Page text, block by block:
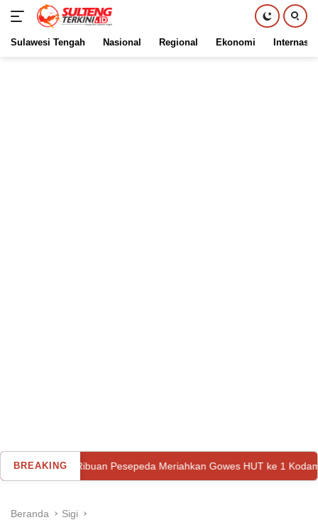
Sulawesi Tengah Nasional Regional Ekonomi
BREAKING
Ribuan Pesepeda Meriahkan Gowes HUT ke 1 Kodam XXIII/Palaka
Beranda Sigi